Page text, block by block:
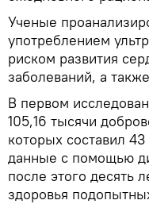
Ученые
употреблением
риском развития
заболеваний, а
В первом
105,16 тысячи
которых составил
данные с помощью
после этого десять
здоровья